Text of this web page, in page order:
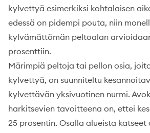
kylvettyä esimerkiksi kohtalaisen
edessä on pidempi pouta, niin
kylvämättömän peltoalan
prosenttiin.
Märimpiä peltoja tai pellon osia,
kylvettyä, on suunniteltu
kylvettävän yksivuotinen nurmi.
harkitsevien tavoitteena on, ettei
25 prosentin. Osalla alueista